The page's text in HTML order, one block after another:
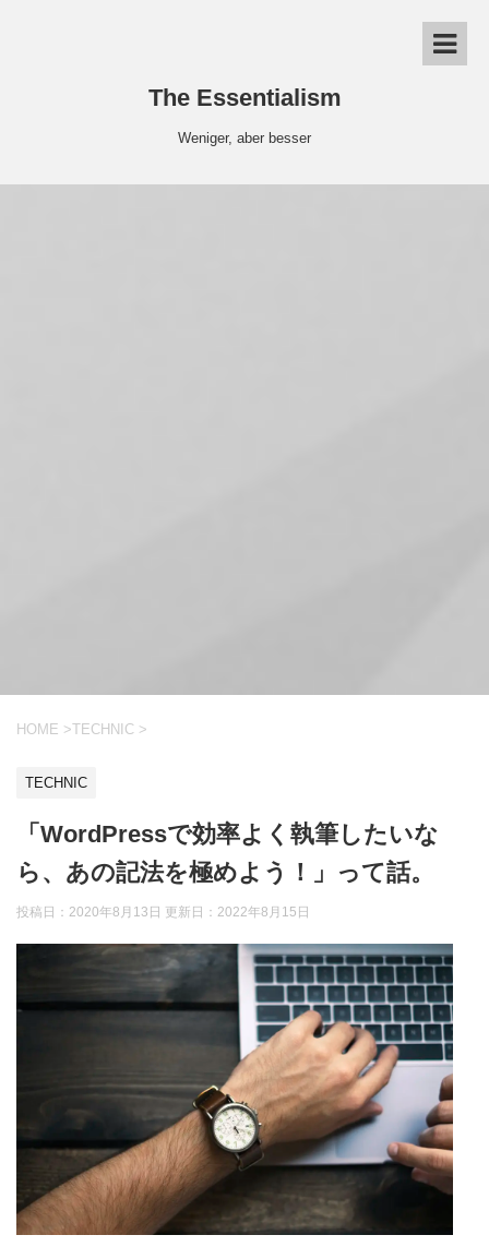
The Essentialism
Weniger, aber besser
HOME >TECHNIC >
TECHNIC
「WordPressで効率よく執筆したいな
ら、あの記法を極めよう！」って話。
投稿日：2020年8月13日 更新日： 2022年8月15日